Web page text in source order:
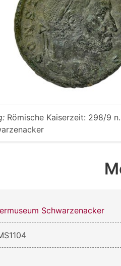
Römische Kaiserzeit: 298/9
Schwarzenacker